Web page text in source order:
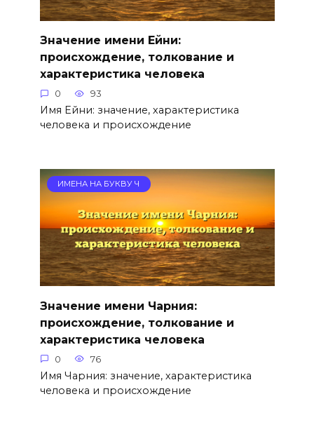
Значение имени Ейни:
происхождение, толкование и
характеристика человека
0 93
Имя Ейни: значение, характеристика
человека и происхождение
ИМЕНА НА БУКВУ Ч
Значение имени Чарния:
происхождение, толкование и
характеристика человека
0 76
Имя Чарния: значение, характеристика
человека и происхождение